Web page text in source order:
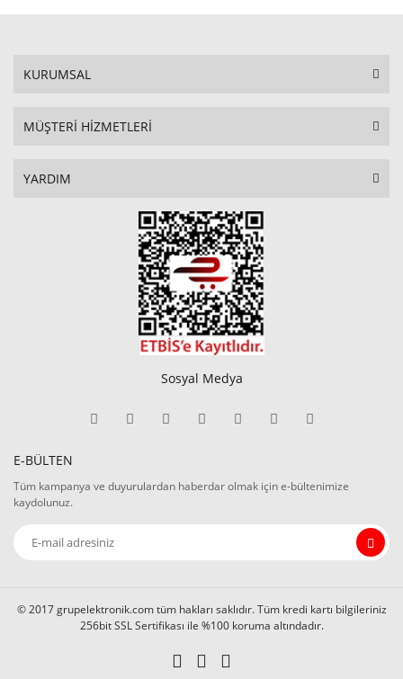
KURUMSAL
MÜŞTERİ HİZMETLERİ
YARDIM
Sosyal Medya
E-BÜLTEN
Tüm kampanya ve duyurulardan haberdar olmak için e-bültenimize
kaydolunuz.
© 2017 grupelektronik.com tüm hakları saklıdır. Tüm kredi kartı bilgileriniz
256bit SSL Sertifikası ile %100 koruma altındadır.